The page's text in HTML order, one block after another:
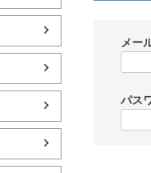
メー
パス